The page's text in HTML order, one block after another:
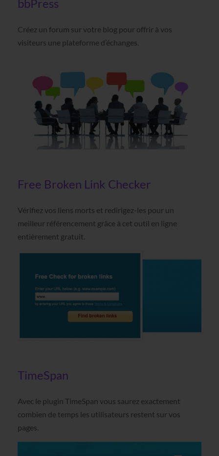
bbPress
Créez un forum sur votre blog pour offrir à vos
visiteurs une plateforme d’échanges.
Free Broken Link Checker
Vérifiez vos liens morts et redirigez-les pour un
meilleur référencement grâce à cet outil en ligne
entièrement gratuit.
TimeSpan
Avec le plugin TimeSpan vous saurez exactement
combien de temps les utilisateurs restent sur vos
pages.